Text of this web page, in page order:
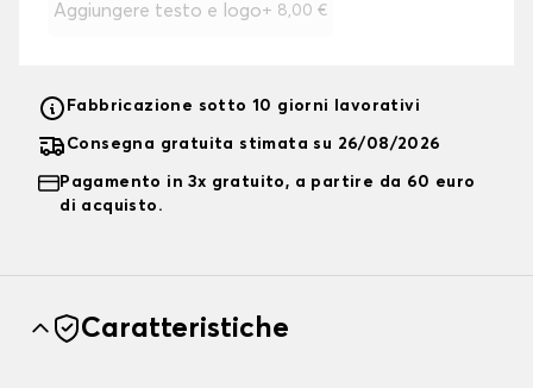
Aggiungere testo e logo+ 8,00 €
Fabbricazione sotto 10 giorni lavorativi
Consegna gratuita stimata su 26/08/2026
Pagamento in 3x gratuito, a partire da 60 euro
di acquisto.
Caratteristiche